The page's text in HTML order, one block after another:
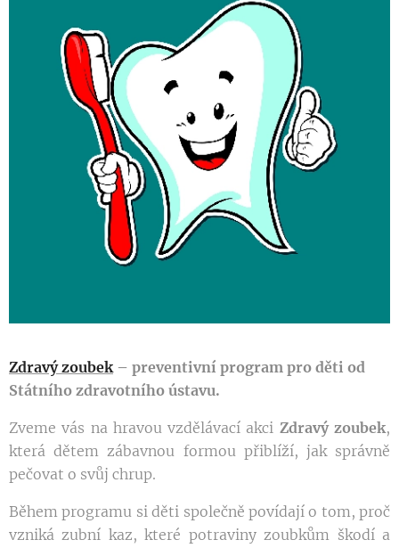
Zdravý zoubek– preventivní program pro děti od
Státního zdravotního ústavu.
Zveme vás na hravou vzdělávací akci Zdravý zoubek,
která dětem zábavnou formou přiblíží, jak správně
pečovat o svůj chrup.
Během programu si děti společně povídají o tom, proč
vzniká zubní kaz, které potraviny zoubkům škodí a